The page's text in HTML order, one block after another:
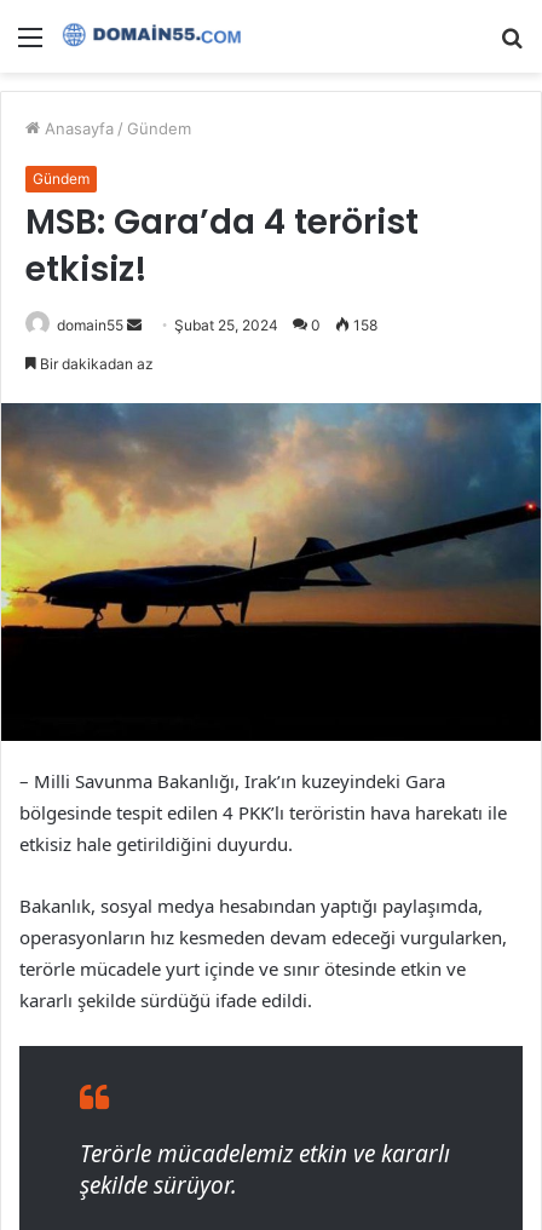
Menü
Anasayfa / Gündem
Gündem
MSB: Gara’da 4 terörist
etkisiz!
domain55
Bir
Şubat 25, 2024 0 158
Bir dakikadan az
– Milli Savunma Bakanlığı, Irak’ın kuzeyindeki Gara
bölgesinde tespit edilen 4 PKK’lı teröristin hava harekatı ile
etkisiz hale getirildiğini duyurdu.
Bakanlık, sosyal medya hesabından yaptığı paylaşımda,
operasyonların hız kesmeden devam edeceği vurgularken,
terörle mücadele yurt içinde ve sınır ötesinde etkin ve
kararlı şekilde sürdüğü ifade edildi.
Terörle mücadelemiz etkin ve kararlı
şekilde sürüyor.